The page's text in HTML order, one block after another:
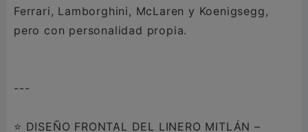
Ferrari, Lamborghini, McLaren y Koenigsegg,
pero con personalidad propia.
---
⭐ DISEÑO FRONTAL DEL LINERO MITLÁN –